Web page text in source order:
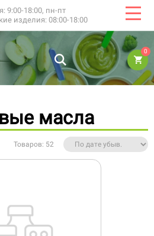
9:00-18:00, пн-пт
изделия: 08:00-18:00
0
масла
Товаров: 52